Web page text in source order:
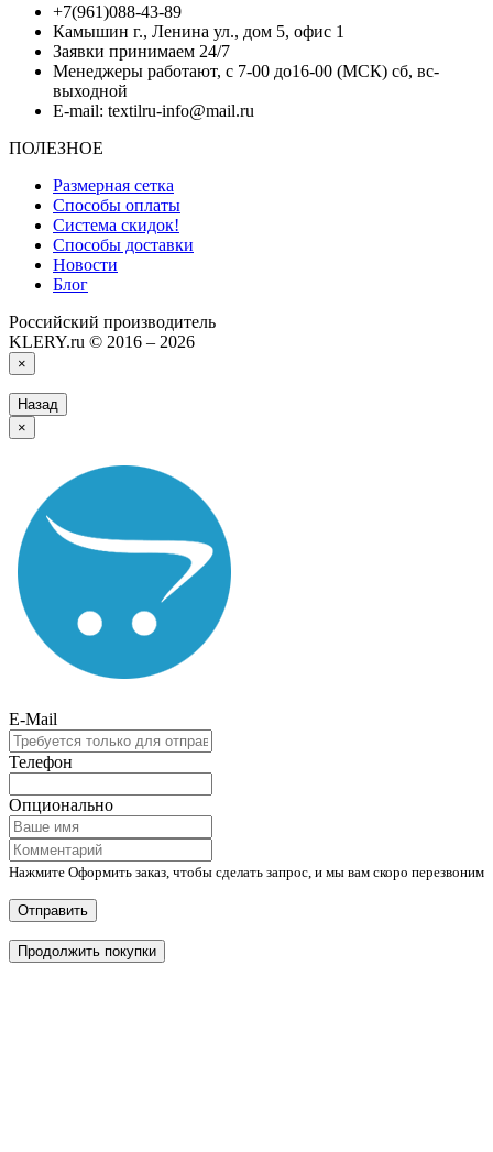
+7(961)088-43-89
Камышин г., Ленина ул., дом 5, офис 1
Заявки принимаем 24/7
Менеджеры работают, с 7-00 до16-00 (МСК) сб, вс-
выходной
E-mail: textilru-info@mail.ru
ПОЛЕЗНОЕ
Размерная сетка
Способы оплаты
Система скидок!
Способы доставки
Новости
Блог
Российский производитель
KLERY.ru © 2016 – 2026
×
Назад
×
E-Mail
Телефон
Опционально
Нажмите Оформить заказ, чтобы сделать запрос, и мы вам скоро перезвоним
Отправить
Продолжить покупки